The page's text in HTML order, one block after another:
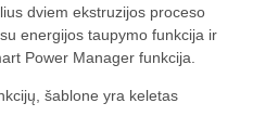
dviem ekstruzijos proceso
energijos taupymo funkcija ir
Power Manager funkcija.
šablone yra keletas